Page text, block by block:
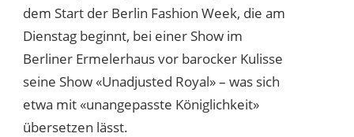
dem Start der Berlin Fashion Week, die am
Dienstag beginnt, bei einer Show im
Berliner Ermelerhaus vor barocker Kulisse
seine Show «Unadjusted Royal» – was sich
etwa mit «unangepasste Königlichkeit»
übersetzen lässt.